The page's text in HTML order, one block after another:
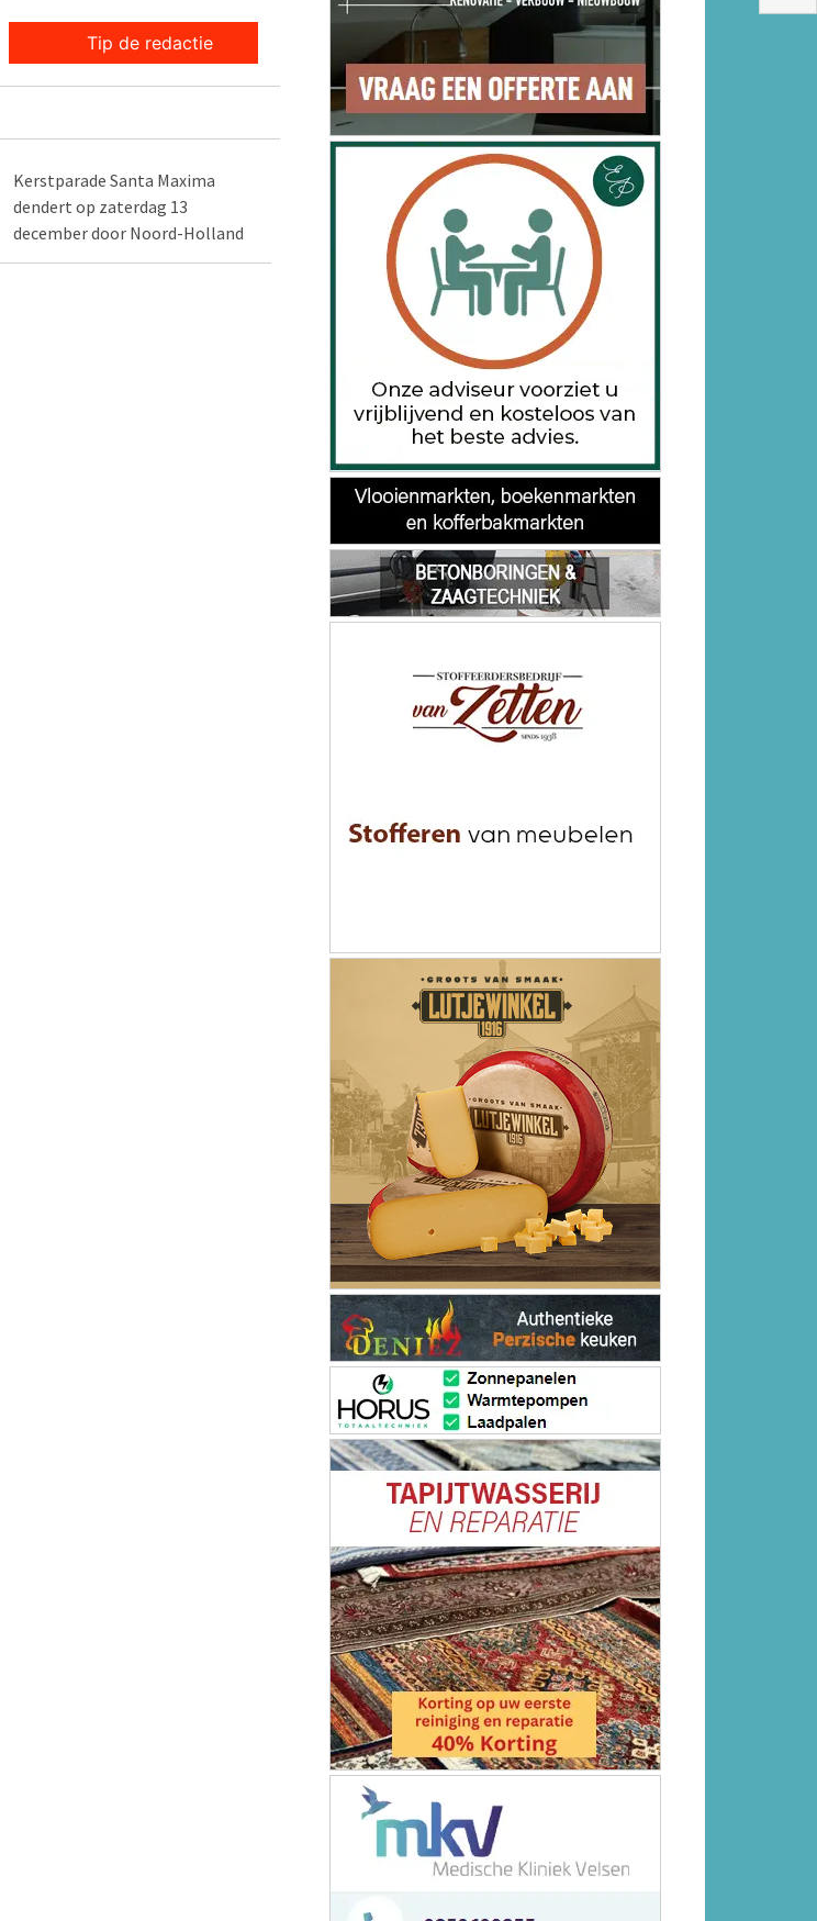
Tip de redactie
Kerstparade Santa Maxima
dendert op zaterdag 13
december door Noord-Holland